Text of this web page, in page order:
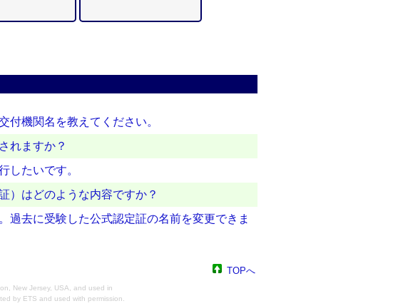
付機関名を教えてください。
れますか？
したいです。
）はどのような内容ですか？
過去に受験した公式認定証の名前を変更できま
TOPへ
New Jersey, USA, and used in
by ETS and used with permission.